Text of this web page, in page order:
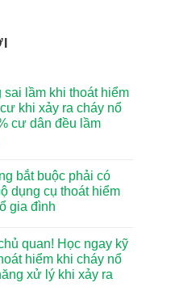
sai lầm khi thoát hiểm
khi xảy ra cháy nổ
cư dân đều lầm
bắt buộc phải có
dụng cụ thoát hiểm
gia đình
quan! Học ngay kỹ
hiểm khi cháy nổ
xử lý khi xảy ra